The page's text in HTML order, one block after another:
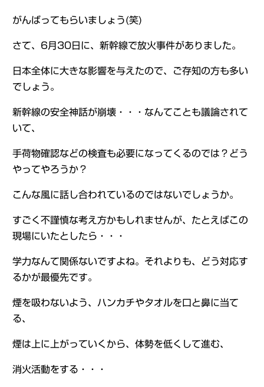
がんばってもらいましょう(笑)
さて、6月30日に、新幹線で放火事件がありました。
日本全体に大きな影響を与えたので、ご存知の方も多い
でしょう。
新幹線の安全神話が崩壊・・・なんてことも議論されて
いて、
手荷物確認などの検査も必要になってくるのでは？どう
やってやろうか？
こんな風に話し合われているのではないでしょうか。
すごく不謹慎な考え方かもしれませんが、たとえばこの
現場にいたとしたら・・・
学力なんて関係ないですよね。それよりも、どう対応す
るかが最優先です。
煙を吸わないよう、ハンカチやタオルを口と鼻に当て
る、
煙は上に上がっていくから、体勢を低くして進む、
消火活動をする・・・